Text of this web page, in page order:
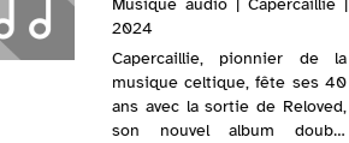
Musique audio | Capercaillie |
2024
Capercaillie, pionnier de la
musique celtique, fête ses 40
ans avec la sortie de Reloved,
son nouvel album double